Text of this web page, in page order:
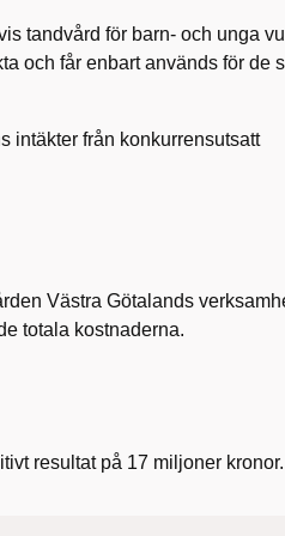
tandvård för barn- och unga
och får enbart används för de
intäkter från konkurrensutsatt
Västra Götalands
totala kostnaderna.
resultat på 17 miljoner kronor.